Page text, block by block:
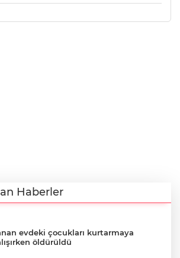
Haberler
evdeki çocukları kurtarmaya
öldürüldü